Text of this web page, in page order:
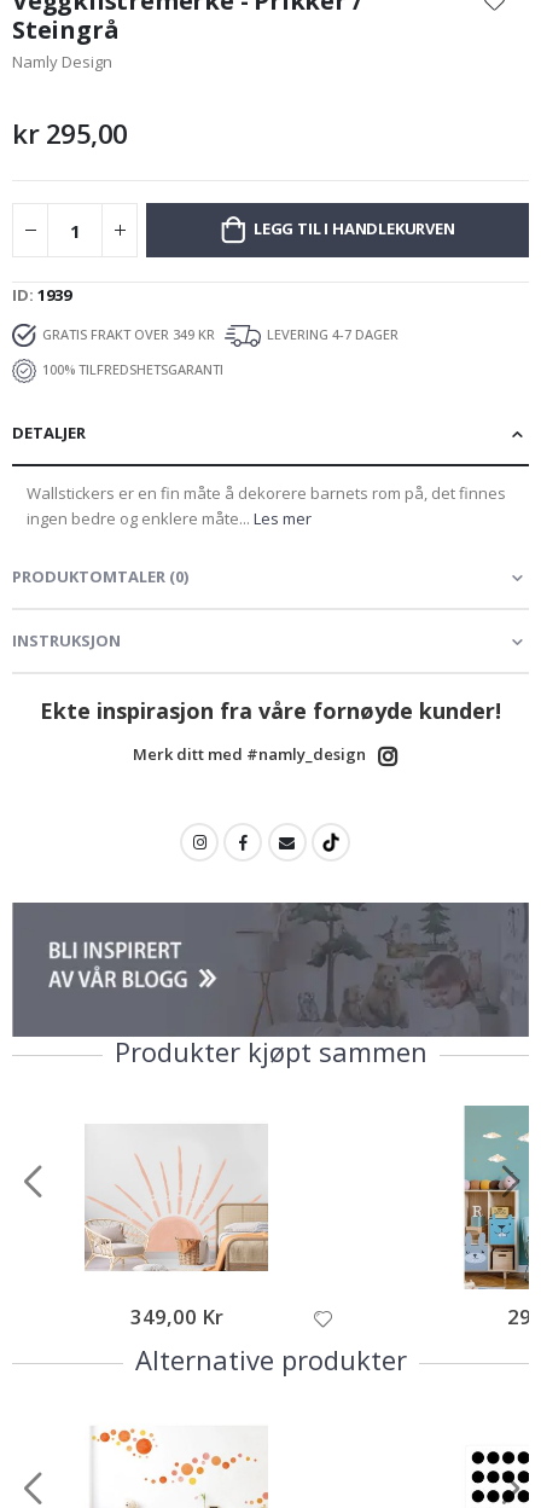
begynnelsen
av
bildegalleri
Steingrå
Namly Design
kr 295,00
LEGG TIL I HANDLEKURVEN
ID 1939
GRATIS FRAKT OVER 349 KR
LEVERING 4-7 DAGER
100% TILFREDSHETSGARANTI
DETALJER
Wallstickers er en fin måte å dekorere barnets rom på, det finnes
ingen bedre og enklere måte... Les mer
PRODUKTOMTALER (0)
INSTRUKSJON
Ekte inspirasjon fra våre fornøyde kunder!
Merk ditt med #namly_design
Produkter kjøpt sammen
349,00 Kr
Alternative produkter